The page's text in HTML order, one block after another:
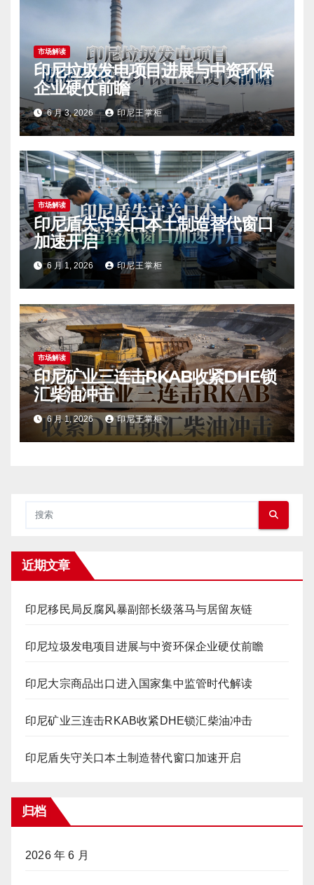
市场解读
印尼垃圾发电项目进展与中资环保
企业硬仗前瞻
6 月 3, 2026 印尼王掌柜
市场解读
印尼盾失守关口本土制造替代窗口
加速开启
6 月 1, 2026 印尼王掌柜
市场解读
印尼矿业三连击RKAB收紧DHE锁
汇柴油冲击
6 月 1, 2026 印尼王掌柜
近期文章
印尼移民局反腐风暴副部长级落马与居留灰链
印尼垃圾发电项目进展与中资环保企业硬仗前瞻
印尼大宗商品出口进入国家集中监管时代解读
印尼矿业三连击RKAB收紧DHE锁汇柴油冲击
印尼盾失守关口本土制造替代窗口加速开启
归档
2026 年 6 月